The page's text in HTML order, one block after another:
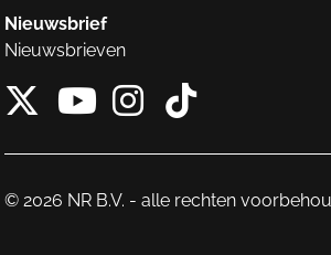
Nieuwsbrief
Nieuwsbrieven
X vanInstagram
Tiktok
© 2026 NR B.V. - alle rechten